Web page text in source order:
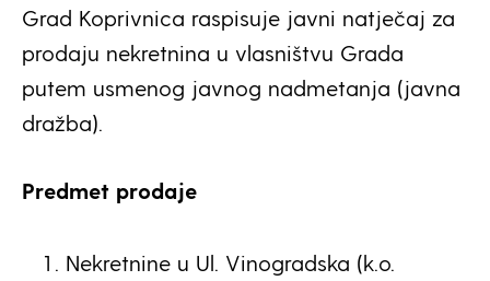
Grad Koprivnica raspisuje javni natječaj za
prodaju nekretnina u vlasništvu Grada
putem usmenog javnog nadmetanja (javna
dražba).
Predmet prodaje
Nekretnine u Ul. Vinogradska (k.o.